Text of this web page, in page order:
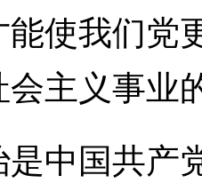
能使我们党
主义事业
国共产